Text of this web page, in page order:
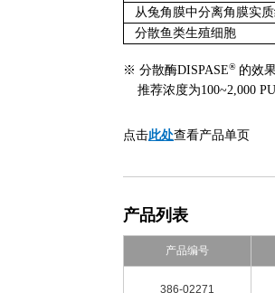
从兔角膜中分离角膜实
分散鱼类生殖细胞
※ 分散酶DISPASE® 的效
推荐浓度为100~2,000
点击此处查看产品单页
产品列表
产品编号
386-02271